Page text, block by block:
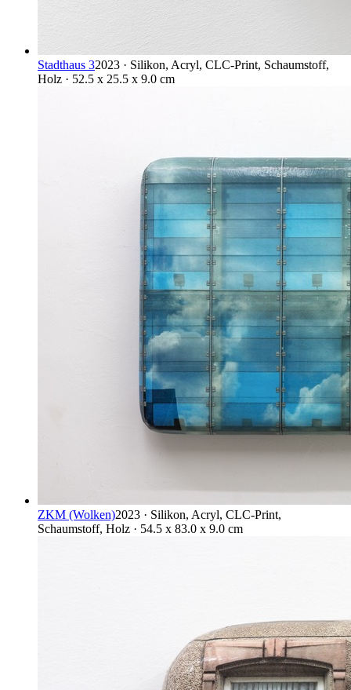
Stadthaus 32023 · Silikon, Acryl, CLC-Print, Schaumstoff,
Holz · 52.5 x 25.5 x 9.0 cm
ZKM (Wolken)2023 · Silikon, Acryl, CLC-Print,
Schaumstoff, Holz · 54.5 x 83.0 x 9.0 cm